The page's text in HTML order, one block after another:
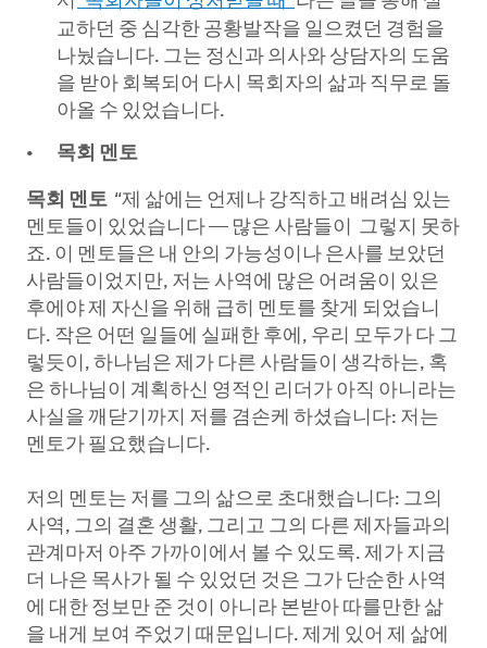
교하던 중 심각한 공황발작을 일으켰던 경험을
나눴습니다. 그는 정신과 의사와 상담자의 도움
을 받아 회복되어 다시 목회자의 삶과 직무로 돌
아올 수 있었습니다.
목회 멘토
목회 멘토 “제 삶에는 언제나 강직하고 배려심 있는
멘토들이 있었습니다 — 많은 사람들이 그렇지 못하
죠. 이 멘토들은 내 안의 가능성이나 은사를 보았던
사람들이었지만, 저는 사역에 많은 어려움이 있은
후에야 제 자신을 위해 급히 멘토를 찾게 되었습니
다. 작은 어떤 일들에 실패한 후에, 우리 모두가 다 그
렇듯이, 하나님은 제가 다른 사람들이 생각하는, 혹
은 하나님이 계획하신 영적인 리더가 아직 아니라는
사실을 깨닫기까지 저를 겸손케 하셨습니다: 저는
멘토가 필요했습니다.
저의 멘토는 저를 그의 삶으로 초대했습니다: 그의
사역, 그의 결혼 생활, 그리고 그의 다른 제자들과의
관계마저 아주 가까이에서 볼 수 있도록. 제가 지금
더 나은 목사가 될 수 있었던 것은 그가 단순한 사역
에 대한 정보만 준 것이 아니라 본받아 따를만한 삶
을 내게 보여 주었기 때문입니다. 제게 있어 제 삶에